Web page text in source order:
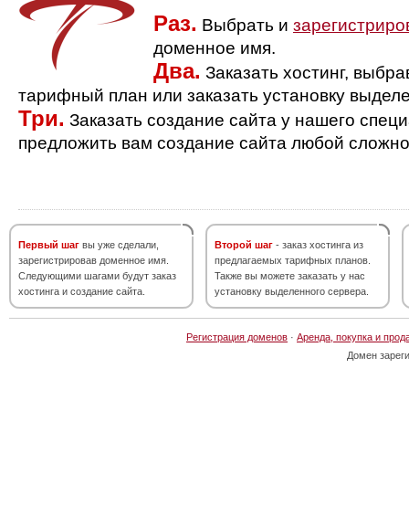
Раз. Выбрать и
доменное имя.
Два. Заказать хостинг,
тарифный план или заказать установку
Три. Заказать создание сайта у нашего
предложить вам создание сайта любой
Первый шаг вы уже сделали,
зарегистрировав доменное имя.
Следующими шагами будут заказ
хостинга и создание сайта.
Второй шаг - заказ хостинга из
предлагаемых тарифных планов.
Также вы можете заказать у нас
установку выделенного сервера.
Регистрация доменов · Аренда, покупка и
Домен